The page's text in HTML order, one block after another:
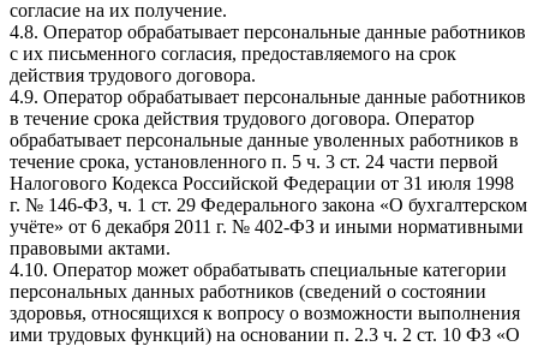
согласие на их получение.
4.8. Оператор обрабатывает персональные данные работников
с их письменного согласия, предоставляемого на срок
действия трудового договора.
4.9. Оператор обрабатывает персональные данные работников
в течение срока действия трудового договора. Оператор
обрабатывает персональные данные уволенных работников в
течение срока, установленного п. 5 ч. 3 ст. 24 части первой
Налогового Кодекса Российской Федерации от 31 июля 1998
г. № 146-ФЗ, ч. 1 ст. 29 Федерального закона «О бухгалтерском
учёте» от 6 декабря 2011 г. № 402-ФЗ и иными нормативными
правовыми актами.
4.10. Оператор может обрабатывать специальные категории
персональных данных работников (сведений о состоянии
здоровья, относящихся к вопросу о возможности выполнения
ими трудовых функций) на основании п. 2.3 ч. 2 ст. 10 ФЗ «О